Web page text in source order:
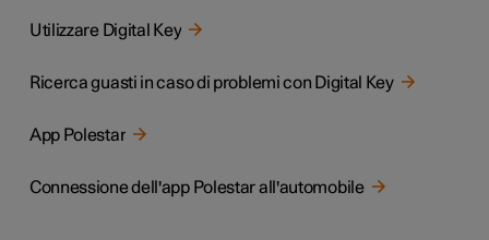
Utilizzare Digital Key
Ricerca guasti in caso di problemi con Digital Key
App Polestar
Connessione dell'app Polestar all'automobile